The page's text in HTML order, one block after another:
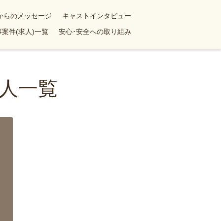
らのメッセージ
キャストインタビュー
案件(求人)一覧 安心･安全への取り組み
一覧